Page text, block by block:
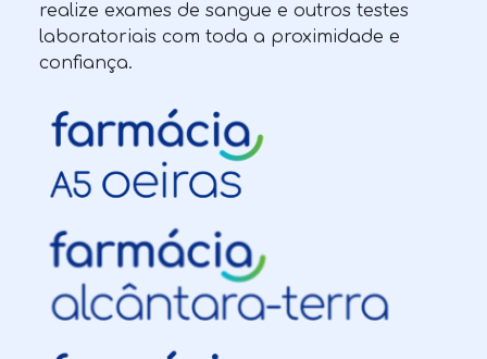
realize exames de sangue e outros testes
laboratoriais com toda a proximidade e
confiança.